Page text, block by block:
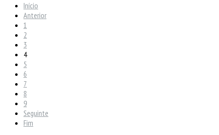
Início
Anterior
1
2
3
4
5
6
7
8
9
Seguinte
Fim